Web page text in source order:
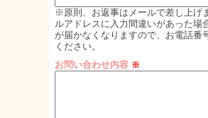
※原則、お返事はメールで差し上げ
ルアドレスに入力間違いがあった場
が届かなくなりますので、お電話番
ください。
お問い合わせ内容 ※